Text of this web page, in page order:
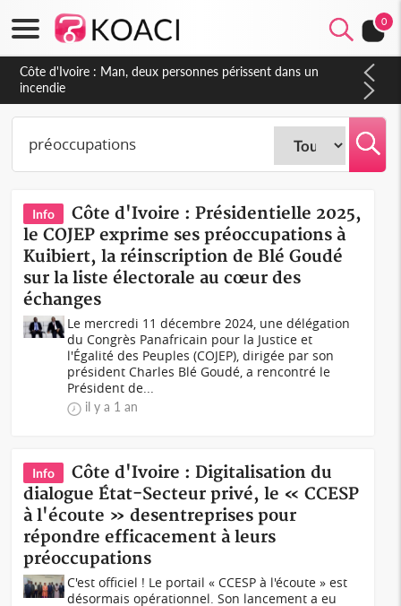
0
Côte d'Ivoire : Séileu, la célébration de la fête nationale
transformée en vaste campagne contre les produits
dépigmentants dangereux
Info
Côte d'Ivoire : Présidentielle 2025,
le COJEP exprime ses préoccupations à
Kuibiert, la réinscription de Blé Goudé
sur la liste électorale au cœur des
échanges
Le mercredi 11 décembre 2024, une délégation
du Congrès Panafricain pour la Justice et
l'Égalité des Peuples (COJEP), dirigée par son
président Charles Blé Goudé, a rencontré le
Président de...
il y a 1 an
Info
Côte d'Ivoire : Digitalisation du
dialogue État-Secteur privé, le « CCESP
à l'écoute » desentreprises pour
répondre efficacement à leurs
préoccupations
C'est officiel ! Le portail « CCESP à l'écoute » est
désormais opérationnel. Son lancement a eu